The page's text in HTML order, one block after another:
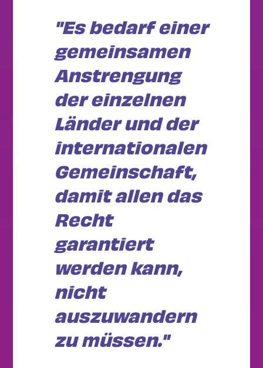
"Es bedarf einer
gemeinsamen
Anstrengung
der einzelnen
Länder und der
internationalen
Gemeinschaft,
damit allen das
Recht
garantiert
werden kann,
nicht
auszuwandern
zu müssen."